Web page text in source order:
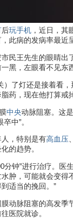
后玩手机 ，近日，其
此病的发病率最近
民王先生的眼睛出
黑，左眼看不见东
）了灯还是接着看
药，现在他打算戒
中央动脉阻塞。这
中”。
，特别是有高血压、
的趋势。
分钟”进行治疗。医
肿，可能就会变得
适当的挽回。”
动脉阻塞的高发
医院就诊。